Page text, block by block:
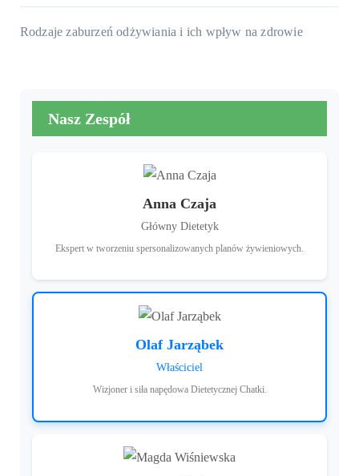
Rodzaje zaburzeń odżywiania i ich wpływ na zdrowie
Nasz Zespół
Anna Czaja
Główny Dietetyk
Ekspert w tworzeniu spersonalizowanych planów żywieniowych.
Olaf Jarząbek
Właściciel
Wizjoner i siła napędowa Dietetycznej Chatki.